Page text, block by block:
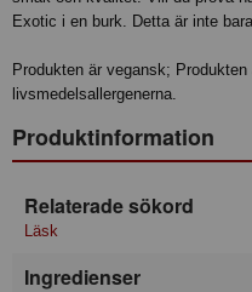
Exotic i en burk. Detta är inte
Produkten är vegansk;
livsmedelsallergenerna.
Produktinformation
Relaterade sökord
Läsk
Ingredienser